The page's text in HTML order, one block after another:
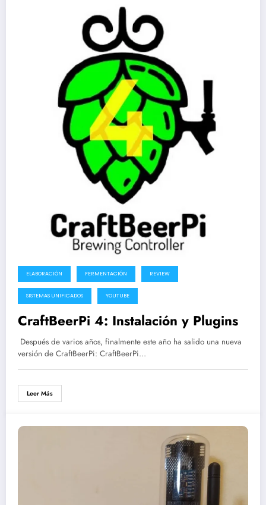
ELABORACIÓN FERMENTACIÓN REVIEW
SISTEMAS UNIFICADOS YOUTUBE
CraftBeerPi 4: Instalación y Plugins
Después de varios años, finalmente este año ha salido una nueva
versión de CraftBeerPi: CraftBeerPi…
Leer Más